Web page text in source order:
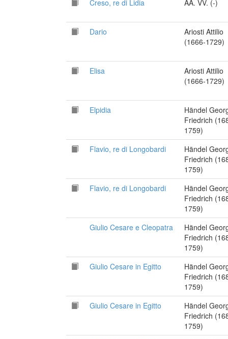
Creso, re di Lidia
AA. VV. (-)
Dario
Ariosti Attilio
(1666-1729)
Elisa
Ariosti Attilio
(1666-1729)
Elpidia
Händel
Friedrich
1759)
Flavio, re di Longobardi
Händel
Friedrich
1759)
Flavio, re di Longobardi
Händel
Friedrich
1759)
Giulio Cesare e Cleopatra
Händel
Friedrich
1759)
Giulio Cesare in Egitto
Händel
Friedrich
1759)
Giulio Cesare in Egitto
Händel
Friedrich
1759)